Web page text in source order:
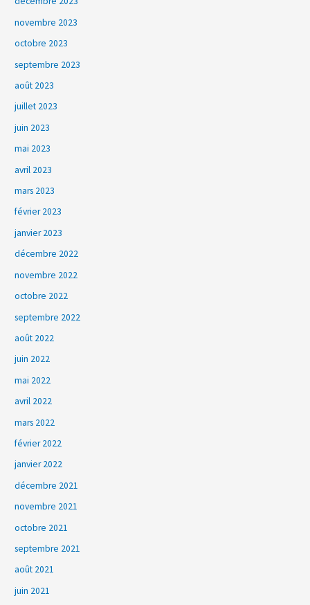
novembre 2023
octobre 2023
septembre 2023
août 2023
juillet 2023
juin 2023
mai 2023
avril 2023
mars 2023
février 2023
janvier 2023
décembre 2022
novembre 2022
octobre 2022
septembre 2022
août 2022
juin 2022
mai 2022
avril 2022
mars 2022
février 2022
janvier 2022
décembre 2021
novembre 2021
octobre 2021
septembre 2021
août 2021
juin 2021